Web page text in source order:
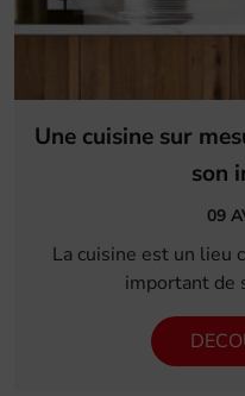
Une cuisine sur
son
09
La cuisine est un lieu
important de